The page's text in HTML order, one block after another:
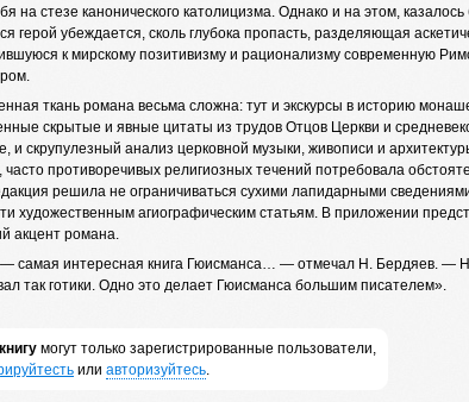
на стезе канонического католицизма. Однако и на этом,
герой убеждается, сколь глубока пропасть, разделяющая
к мирскому позитивизму и рационализму современную
ткань романа весьма сложна: тут и экскурсы в историю
скрытые и явные цитаты из трудов Отцов Церкви и
и скрупулезный анализ церковной музыки, живописи и
часто противоречивых религиозных течений потребовала
решила не ограничиваться сухими лапидарными
художественным агиографическим статьям. В приложении
акцент романа.
— самая интересная книга Гюисманса… — отмечал Н. Бердяев. —
так готики. Одно это делает Гюисманса большим писателем».
могут только зарегистрированные пользователи,
или авторизуйтесь.